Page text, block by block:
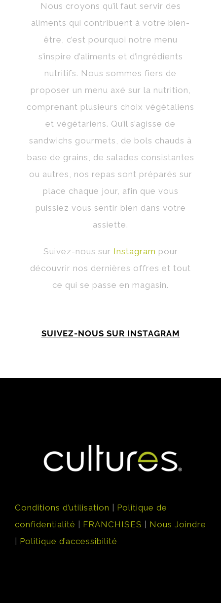
Nous croyons qu’il faut servir des
aliments qui contribuent à votre bien-
être, c’est pourquoi notre menu
s’inspire d’aliments et d’ingrédients
nutritifs. Nous sommes fiers de
proposer un menu axé sur la nutrition,
comprenant plusieurs choix végétaliens
et végétariens. Qu’il s’agisse de
sandwichs gourmets, de bols chauds à
base de grains, de salades consistantes
ou autres, nos repas sont préparés sur
place chaque jour, afin que vous
puissiez vous sentir bien dans votre
assiette.
Suivez-nous sur Instagram pour
découvrir nos dernières offres et tout
ce qui se passe en magasin.
SUIVEZ-NOUS SUR INSTAGRAM
Conditions d’utilisation | Politique de
confidentialité | FRANCHISES | Nous Joindre
| Politique d’accessibilité